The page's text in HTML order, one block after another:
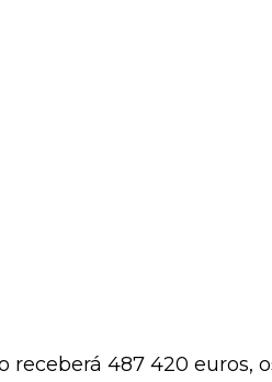
receberá 487 420 euros,